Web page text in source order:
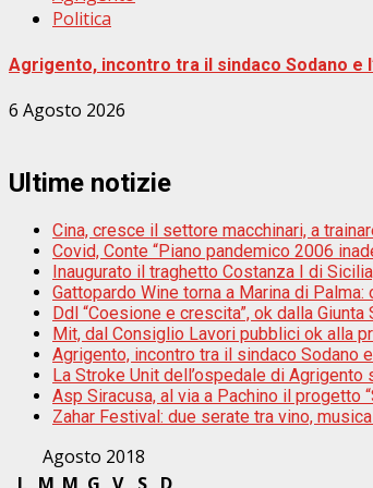
Politica
Agrigento, incontro tra il sindaco Sodano
6 Agosto 2026
Ultime notizie
Cina, cresce il settore macchinari, a
Covid, Conte “Piano pandemico 2006
Inaugurato il traghetto Costanza I di
Gattopardo Wine torna a Marina di
Ddl “Coesione e crescita”, ok dalla
Mit, dal Consiglio Lavori pubblici ok alla
Agrigento, incontro tra il sindaco Sodano
La Stroke Unit dell’ospedale di
Asp Siracusa, al via a Pachino il progetto
Zahar Festival: due serate tra vino,
Agosto 2018